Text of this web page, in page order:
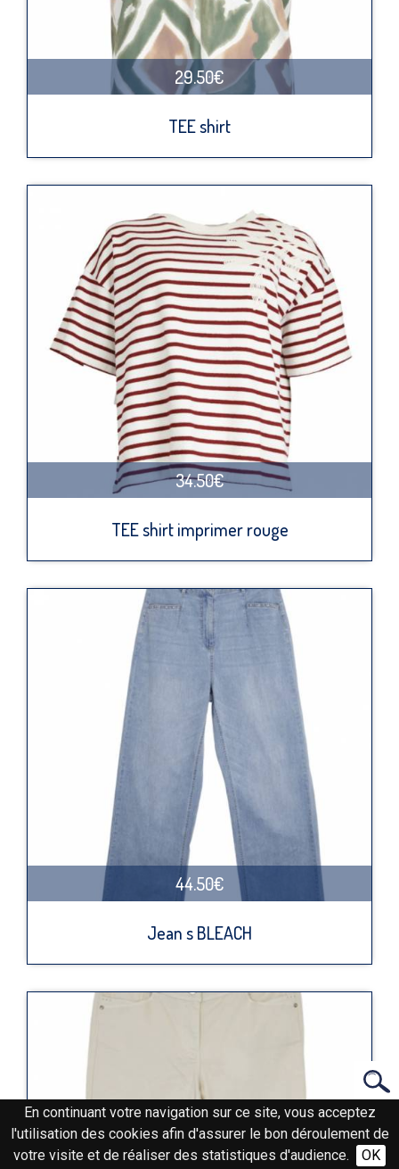
29.50€
TEE shirt
34.50€
TEE shirt imprimer rouge
44.50€
Jean s BLEACH
En continuant votre navigation sur ce site, vous acceptez
l'utilisation des cookies afin d'assurer le bon déroulement de
votre visite et de réaliser des statistiques d'audience.
OK